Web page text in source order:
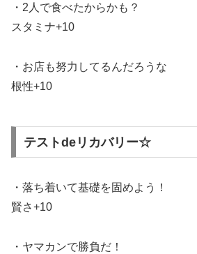
・2人で食べたからかも？
スタミナ+10
・お店も努力してるんだろうな
根性+10
テストdeリカバリー☆
・落ち着いて基礎を固めよう！
賢さ+10
・ヤマカンで勝負だ！